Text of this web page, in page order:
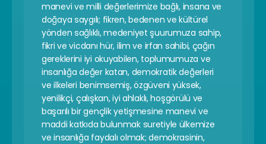
manevi ve milli değerlerimize bağlı, insana ve
doğaya saygılı; fikren, bedenen ve kültürel
yönden sağlıklı, medeniyet şuurumuza sahip,
fikri ve vicdanı hür, ilim ve irfan sahibi, çağın
gereklerini iyi okuyabilen, toplumumuza ve
insanlığa değer katan, demokratik değerleri
ve ilkeleri benimsemiş, özgüveni yüksek,
yenilikçi, çalışkan, iyi ahlaklı, hoşgörülü ve
başarılı bir gençlik yetişmesine manevi ve
maddi katkıda bulunmak suretiyle ülkemize
ve insanlığa faydalı olmak; demokrasinin,